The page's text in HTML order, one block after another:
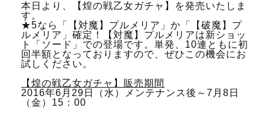
本日より、【煌の戦乙女ガチャ】を発売いたしま
す。
★5なら「【対魔】プルメリア」か「【破魔】プ
ルメリア」確定！【対魔】プルメリアは新ショッ
ト「ソード」での登場です。単発、10連ともに初
回半額となっておりますので、ぜひこの機会にお
試しください。
【煌の戦乙女ガチャ】販売期間
2016年6月29日（水）メンテナンス後～7月8日
（金）15：00